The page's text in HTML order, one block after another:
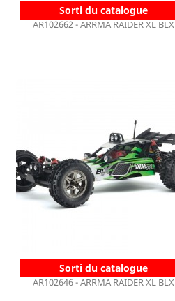
Sorti du catalogue
AR102662 - ARRMA RAIDER XL BLX
Sorti du catalogue
AR102646 - ARRMA RAIDER XL BLX